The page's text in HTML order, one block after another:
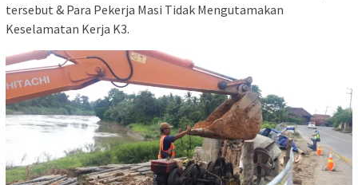
tersebut & Para Pekerja Masi Tidak Mengutamakan
Keselamatan Kerja K3.